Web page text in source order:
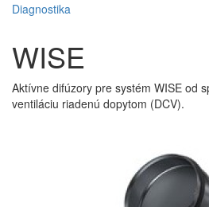
Diagnostika
WISE
Aktívne difúzory pre systém WISE od
ventiláciu riadenú dopytom (DCV).